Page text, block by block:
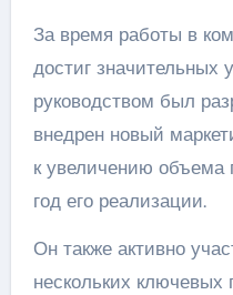
За время работы в
достиг значительных
руководством был
внедрен новый
к увеличению объема
год его реализации.
Он также активно
нескольких ключевых